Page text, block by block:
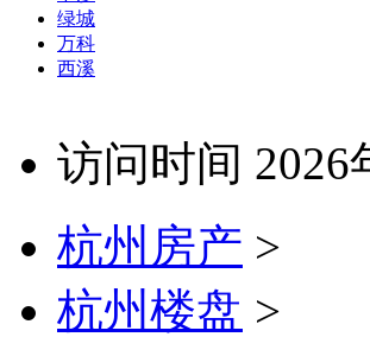
绿城
万科
西溪
访问时间 2026
杭州房产 >
杭州楼盘 >